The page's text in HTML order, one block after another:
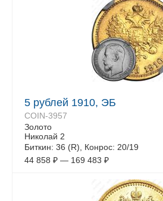
5 рублей 1910, ЭБ
COIN-3957
Золото
Николай 2
Биткин: 36 (R), Конрос: 20/19
44 858 ₽ — 169 483 ₽